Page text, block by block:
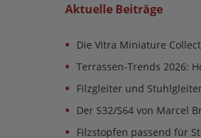
Aktuelle Beiträge
Die Vitra Miniature
Terrassen-Trends 2026:
Filzgleiter und
Der S32/S64 von Marcel
Filzstopfen passend für